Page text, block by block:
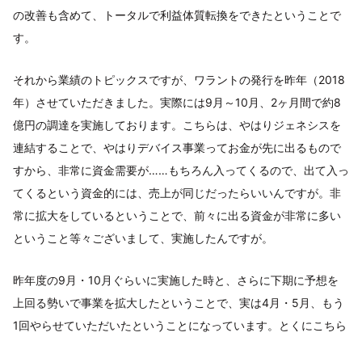
の改善も含めて、トータルで利益体質転換をできたということで
す。
それから業績のトピックスですが、ワラントの発行を昨年（2018
年）させていただきました。実際には9月～10月、2ヶ月間で約8
億円の調達を実施しております。こちらは、やはりジェネシスを
連結することで、やはりデバイス事業ってお金が先に出るもので
すから、非常に資金需要が……もちろん入ってくるので、出て入っ
てくるという資金的には、売上が同じだったらいいんですが。非
常に拡大をしているということで、前々に出る資金が非常に多い
ということ等々ございまして、実施したんですが。
昨年度の9月・10月ぐらいに実施した時と、さらに下期に予想を
上回る勢いで事業を拡大したということで、実は4月・5月、もう
1回やらせていただいたということになっています。とくにこちら